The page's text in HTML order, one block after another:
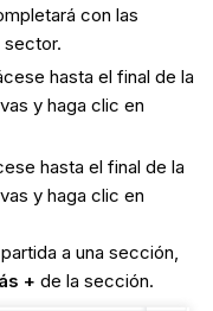
con las
sector.
hasta el final de la
y haga clic en
hasta el final de la
y haga clic en
a una sección,
+ de la sección.